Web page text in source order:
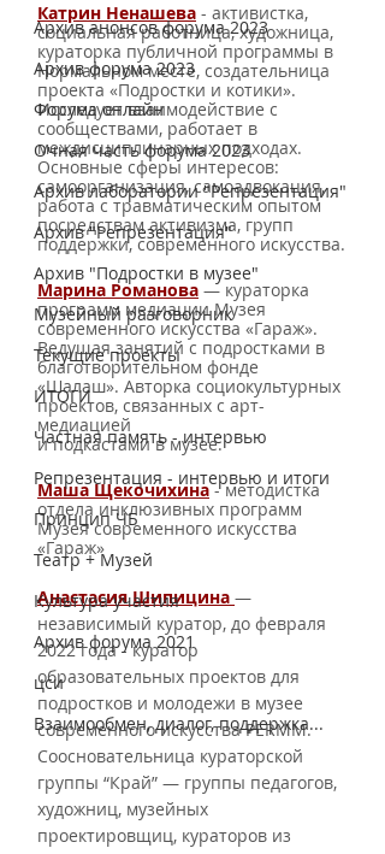
Архив анонсов форума 2023
Архив форума 2023
Форума онлайн
Очная часть форума 2023
Архив лаборатории "Репрезентация"
Архив "Репрезентация"
Архив "Подростки в музее"
Музейный разговорник
Текущие проекты
ИТОГИ
Частная память - интервью
Репрезентация - интервью и итоги
Принцип ЧБ
Театр + Музей
Культура участия
Архив форума 2021
цси
Взаимообмен, диалог, поддержка...
Катрин Ненашева - активистка,
социальная работница, художница,
кураторка публичной программы в
Нормальном месте, создательница
проекта «Подростки и котики».
Исследует взаимодействие с
сообществами, работает в
междисциплинарных подходах.
Основные сферы интересов:
самоорганизация, самоадвокация,
работа с травматическим опытом
посредствам активизма, групп
поддержки, современного искусства.
Марина Романова — кураторка
программ медиации Музея
современного искусства «Гараж».
Ведущая занятий с подростками в
благотворительном фонде
«Шалаш». Авторка социокультурных
проектов, связанных с арт-
медиацией
и подкастами в музее.
Маша Щекочихина - методистка
отдела инклюзивных программ
Музея современного искусства
«Гараж»
Анастасия Шипицина —
независимый куратор, до февраля
2022 года - куратор
образовательных проектов для
подростков и молодежи в музее
современного искусства PERMM.
Соосновательница кураторской
группы “Край” — группы педагогов,
художниц, музейных
проектировщиц, кураторов из